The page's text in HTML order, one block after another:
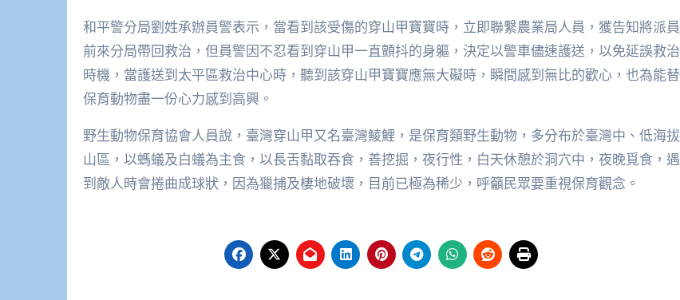
和平警分局劉姓承辦員警表示，當看到該受傷的穿山甲寶寶時，立即聯繫農業局人員，獲告知將派員
前來分局帶回救治，但員警因不忍看到穿山甲一直顫抖的身軀，決定以警車儘速護送，以免延誤救治
時機，當護送到太平區救治中心時，聽到該穿山甲寶寶應無大礙時，瞬間感到無比的歡心，也為能替
保育動物盡一份心力感到高興。
野生動物保育協會人員說，臺灣穿山甲又名臺灣鯪鯉，是保育類野生動物，多分布於臺灣中、低海拔
山區，以螞蟻及白蟻為主食，以長舌黏取吞食，善挖掘，夜行性，白天休憩於洞穴中，夜晚覓食，遇
到敵人時會捲曲成球狀，因為獵捕及棲地破壞，目前已極為稀少，呼籲民眾要重視保育觀念。